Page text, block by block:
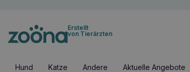
Erstellt
von Tierärzten
Hund Katze Andere Aktuelle Angebote